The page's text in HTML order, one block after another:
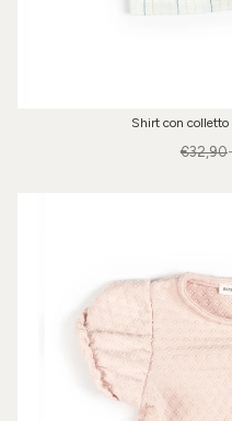
Shirt con colletto
€32,90